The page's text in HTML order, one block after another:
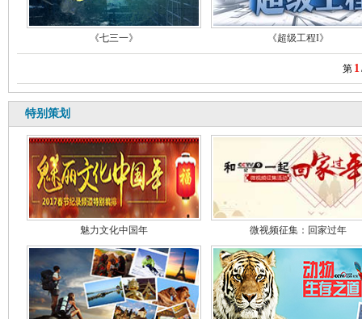
《七三一》 《超级工程I》
第 1
特别策划
魅力文化中国年 微视频征集：回家过年